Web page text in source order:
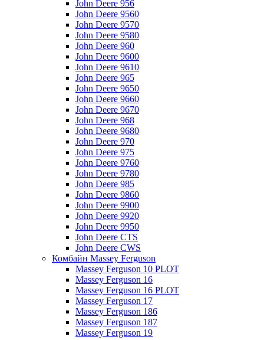
John Deere 956
John Deere 9560
John Deere 9570
John Deere 9580
John Deere 960
John Deere 9600
John Deere 9610
John Deere 965
John Deere 9650
John Deere 9660
John Deere 9670
John Deere 968
John Deere 9680
John Deere 970
John Deere 975
John Deere 9760
John Deere 9780
John Deere 985
John Deere 9860
John Deere 9900
John Deere 9920
John Deere 9950
John Deere CTS
John Deere CWS
Комбайн Massey Ferguson
Massey Ferguson 10 PLOT
Massey Ferguson 16
Massey Ferguson 16 PLOT
Massey Ferguson 17
Massey Ferguson 186
Massey Ferguson 187
Massey Ferguson 19